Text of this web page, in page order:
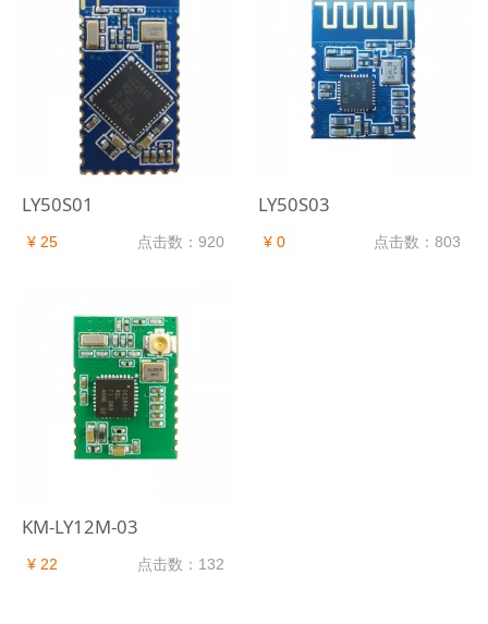
LY50S01
点击数：920
¥ 25
LY50S03
点击数：803
¥ 0
KM-LY12M-03
点击数：132
¥ 22